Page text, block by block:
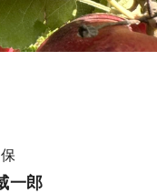
一郎